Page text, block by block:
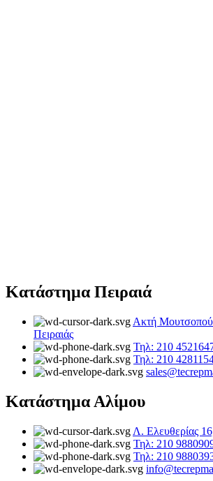
Κατάστημα Πειραιά
Ακτή
Πειραιάς
Τηλ: 210
Τηλ: 210
Κατάστημα Αλίμου
Λ. Ελευθερίας
Τηλ: 210
Τηλ: 210